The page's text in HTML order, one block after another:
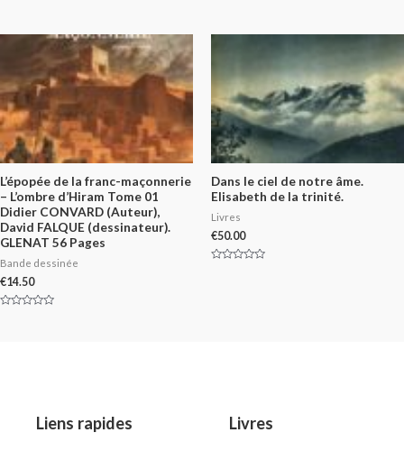
of
5
L’épopée de la franc-maçonnerie
– L’ombre d’Hiram Tome 01
Didier CONVARD (Auteur),
David FALQUE (dessinateur).
GLENAT 56 Pages
Bande dessinée
€14.50
Dans le ciel de notre âme.
Elisabeth de la trinité.
Livres
€50.00
Liens rapides Livres